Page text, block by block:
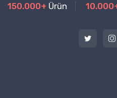
150.000+ Ürün